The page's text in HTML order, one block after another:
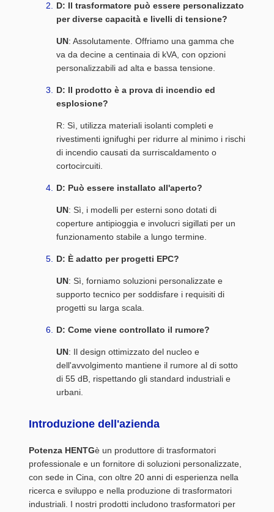
D: Il trasformatore può essere personalizzato
per diverse capacità e livelli di tensione?
UN: Assolutamente. Offriamo una gamma che
va da decine a centinaia di kVA, con opzioni
personalizzabili ad alta e bassa tensione.
D: Il prodotto è a prova di incendio ed
esplosione?
R: Sì, utilizza materiali isolanti completi e
rivestimenti ignifughi per ridurre al minimo i rischi
di incendio causati da surriscaldamento o
cortocircuiti.
D: Può essere installato all'aperto?
UN: Sì, i modelli per esterni sono dotati di
coperture antipioggia e involucri sigillati per un
funzionamento stabile a lungo termine.
D: È adatto per progetti EPC?
UN: Sì, forniamo soluzioni personalizzate e
supporto tecnico per soddisfare i requisiti di
progetti su larga scala.
D: Come viene controllato il rumore?
UN: Il design ottimizzato del nucleo e
dell'avvolgimento mantiene il rumore al di sotto
di 55 dB, rispettando gli standard industriali e
urbani.
Introduzione dell'azienda
Potenza HENTGè un produttore di trasformatori
professionale e un fornitore di soluzioni personalizzate,
con sede in Cina, con oltre 20 anni di esperienza nella
ricerca e sviluppo e nella produzione di trasformatori
industriali. I nostri prodotti includono trasformatori per